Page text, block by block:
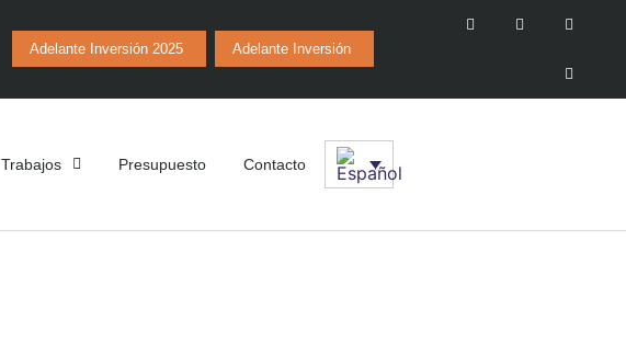
Adelante Inversión 2025 Adelante Inversión
Trabajos Presupuesto Contacto